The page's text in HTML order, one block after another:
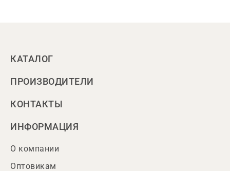
КАТАЛОГ
ПРОИЗВОДИТЕЛИ
КОНТАКТЫ
ИНФОРМАЦИЯ
О компании
Оптовикам